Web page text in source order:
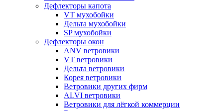
Дефлекторы капота
VT мухобойки
Дельта мухобойки
SP мухобойки
Дефлекторы окон
ANV ветровики
VT ветровики
Дельта ветровики
Корея ветровики
Ветровики других фирм
ALVI ветровики
Ветровики для лёгкой коммерции